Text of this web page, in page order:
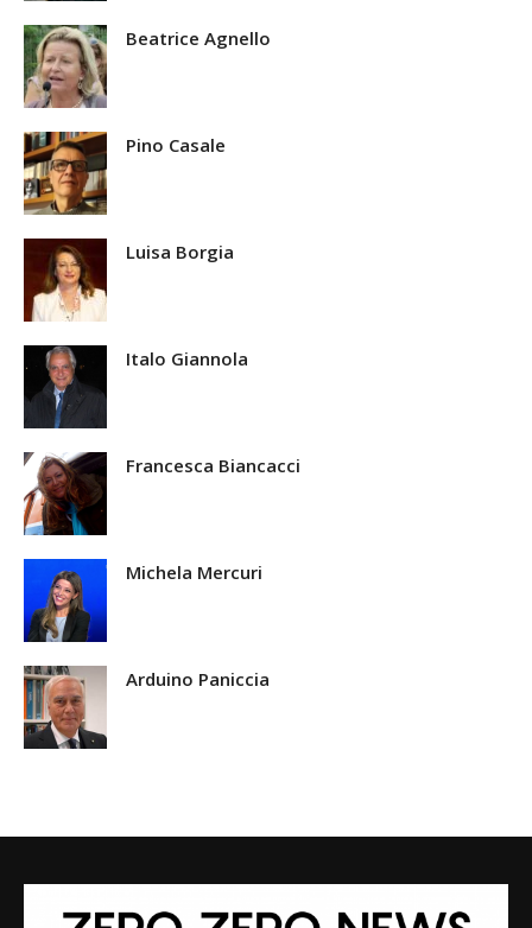
Beatrice Agnello
Pino Casale
Luisa Borgia
Italo Giannola
Francesca Biancacci
Michela Mercuri
Arduino Paniccia